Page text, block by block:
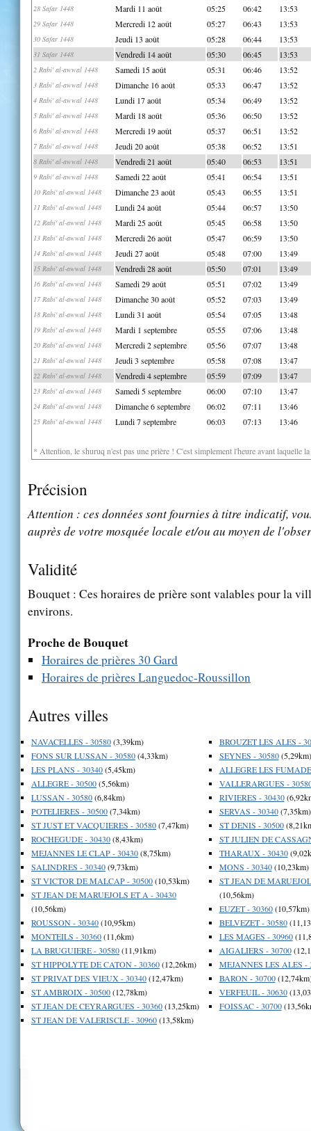
28 Safar 1448 Mardi 11 août 05:25 06:42 13:53
29 Safar 1448 Mercredi 12 août 05:27 06:43 13:53
30 Safar 1448 Jeudi 13 août 05:28 06:44 13:53
31 Safar 1448 Vendredi 14 août 05:30 06:45 13:53
2 Rabi' al-awwal 1448 Samedi 15 août 05:31 06:46 13:52
3 Rabi' al-awwal 1448 Dimanche 16 août 05:33 06:47 13:52
4 Rabi' al-awwal 1448 Lundi 17 août 05:34 06:49 13:52
5 Rabi' al-awwal 1448 Mardi 18 août 05:36 06:50 13:52
6 Rabi' al-awwal 1448 Mercredi 19 août 05:37 06:51 13:52
7 Rabi' al-awwal 1448 Jeudi 20 août 05:38 06:52 13:51
8 Rabi' al-awwal 1448 Vendredi 21 août 05:40 06:53 13:51
9 Rabi' al-awwal 1448 Samedi 22 août 05:41 06:54 13:51
10 Rabi' al-awwal 1448 Dimanche 23 août 05:43 06:55 13:51
11 Rabi' al-awwal 1448 Lundi 24 août 05:44 06:57 13:50
12 Rabi' al-awwal 1448 Mardi 25 août 05:45 06:58 13:50
13 Rabi' al-awwal 1448 Mercredi 26 août 05:47 06:59 13:50
14 Rabi' al-awwal 1448 Jeudi 27 août 05:48 07:00 13:49
15 Rabi' al-awwal 1448 Vendredi 28 août 05:50 07:01 13:49
16 Rabi' al-awwal 1448 Samedi 29 août 05:51 07:02 13:49
17 Rabi' al-awwal 1448 Dimanche 30 août 05:52 07:03 13:49
18 Rabi' al-awwal 1448 Lundi 31 août 05:54 07:05 13:48
19 Rabi' al-awwal 1448 Mardi 1 septembre 05:55 07:06 13:48
20 Rabi' al-awwal 1448 Mercredi 2 septembre 05:56 07:07 13:48
21 Rabi' al-awwal 1448 Jeudi 3 septembre 05:58 07:08 13:47
22 Rabi' al-awwal 1448 Vendredi 4 septembre 05:59 07:09 13:47
23 Rabi' al-awwal 1448 Samedi 5 septembre 06:00 07:10 13:47
24 Rabi' al-awwal 1448 Dimanche 6 septembre 06:02 07:11 13:46
25 Rabi' al-awwal 1448 Lundi 7 septembre 06:03 07:13 13:46
* Attention, le shuruq n'est pas une prière ! C'est simplement l'heure avant laquelle
Précision
Attention : ces données sont fournies à titre indicatif,
auprès de votre mosquée locale et/ou au moyen de
Validité
Bouquet : Ces horaires de prière sont valables pour la
environs.
Proche de Bouquet
Horaires de prières 30 Gard
Horaires de prières Languedoc-Roussillon
Autres villes
NAVACELLES - 30580(3,39km)
FONS SUR LUSSAN - 30580(4,33km)
LES PLANS - 30340(5,45km)
ALLEGRE - 30500(5,56km)
LUSSAN - 30580(6,84km)
POTELIERES - 30500(7,34km)
ST JUST ET VACQUIERES - 30580(7,47km)
ROCHEGUDE - 30430(8,43km)
MEJANNES LE CLAP - 30430(8,75km)
SALINDRES - 30340(9,73km)
ST VICTOR DE MALCAP - 30500(10,53km)
ST JEAN DE MARUEJOLS ET A - 30430
(10,56km)
ROUSSON - 30340(10,95km)
MONTEILS - 30360(11,6km)
LA BRUGUIERE - 30580(11,91km)
ST HIPPOLYTE DE CATON - 30360(12,26km)
ST PRIVAT DES VIEUX - 30340(12,47km)
ST AMBROIX - 30500(12,78km)
ST JEAN DE CEYRARGUES - 30360(13,25km)
ST JEAN DE VALERISCLE - 30960(13,58km)
BROUZET LES ALES -
SEYNES - 30580(5,29km)
ALLEGRE LES
VALLERARGUES -
RIVIERES - 30430
SERVAS - 30340(7,35km)
ST DENIS - 30500
ST JULIEN DE
THARAUX - 30430
MONS - 30340(10,23km)
ST JEAN DE
(10,56km)
EUZET - 30360(10,57km)
BELVEZET - 30580
LES MAGES - 30960
AIGALIERS - 30700
MEJANNES LES ALES -
BARON - 30700
VERFEUIL - 30630
FOISSAC - 30700